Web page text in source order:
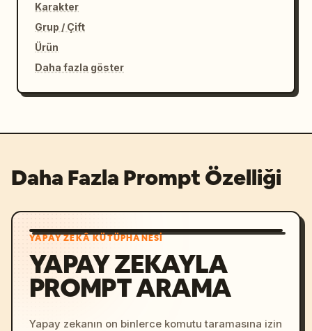
Karakter
Grup / Çift
Ürün
Daha fazla göster
Daha Fazla Prompt Özelliği
YAPAY ZEKÂ KÜTÜPHANESI
YAPAY ZEKAYLA
PROMPT ARAMA
Yapay zekanın on binlerce komutu taramasına izin